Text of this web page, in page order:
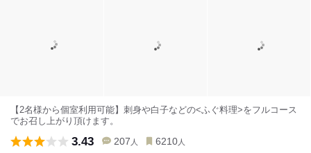
【2名様から個室利用可能】刺身や白子などの<ふぐ料理>をフルコース
でお召し上がり頂けます。
3.43 207 人 6210 人